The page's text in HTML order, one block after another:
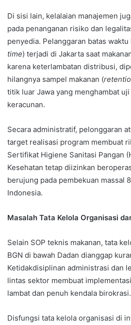
Di sisi lain, kelalaian manajemen
pada penanganan risiko dan
penyedia. Pelanggaran batas
time) terjadi di Jakarta saat
karena keterlambatan distribusi,
hilangnya sampel makanan (
titik luar Jawa yang menghambat
keracunan.
Secara administratif, pelonggaran
target realisasi program membuat
Sertifikat Higiene Sanitasi Pangan
Kesehatan tetap diizinkan
berujung pada pembekuan massal
Indonesia.
Masalah Tata Kelola Organisasi
Selain SOP teknis makanan, tata
BGN di bawah Dadan dianggap
Ketidakdisiplinan administrasi dan
lintas sektor membuat
lambat dan penuh kendala birokrasi.
Disfungsi tata kelola organisasi di